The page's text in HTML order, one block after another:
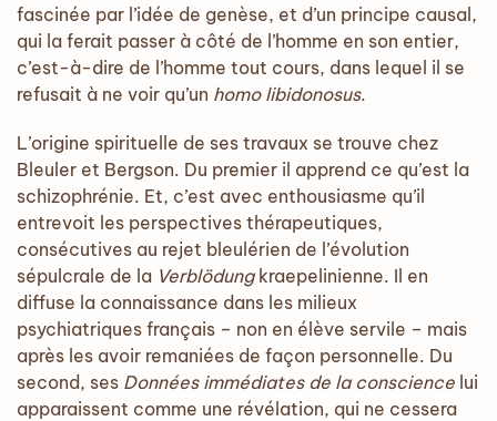
fascinée par l’idée de genèse, et d’un principe causal,
qui la ferait passer à côté de l’homme en son entier,
c’est-à-dire de l’homme tout cours, dans lequel il se
refusait à ne voir qu’un homo libidonosus.
L’origine spirituelle de ses travaux se trouve chez
Bleuler et Bergson. Du premier il apprend ce qu’est la
schizophrénie. Et, c’est avec enthousiasme qu’il
entrevoit les perspectives thérapeutiques,
consécutives au rejet bleulérien de l’évolution
sépulcrale de la Verblödung kraepelinienne. Il en
diffuse la connaissance dans les milieux
psychiatriques français – non en élève servile – mais
après les avoir remaniées de façon personnelle. Du
second, ses Données immédiates de la conscience lui
apparaissent comme une révélation, qui ne cessera